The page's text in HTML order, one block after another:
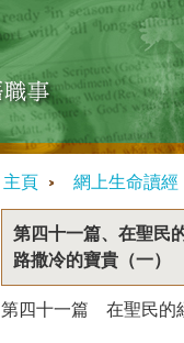
主頁 網上生命讀經
第四十一篇、在聖民
路撒冷的寶貴（一）
第四十一篇 在聖民的